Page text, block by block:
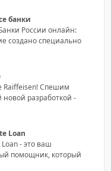
банки
России онлайн:
создано специально
Raiffeisen! Спешим
разработкой -
Loan
- это ваш
помощник, который